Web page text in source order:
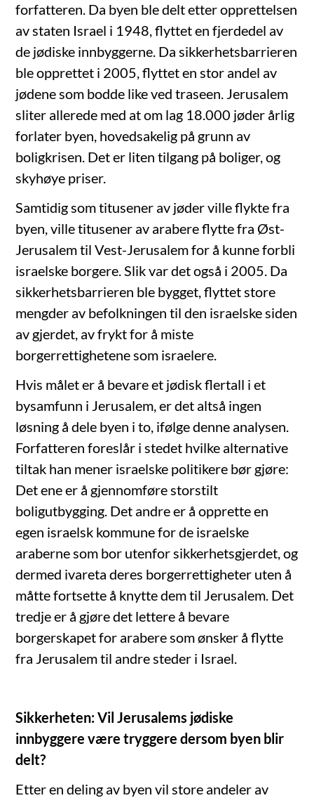
forfatteren. Da byen ble delt etter opprettelsen
av staten Israel i 1948, flyttet en fjerdedel av
de jødiske innbyggerne. Da sikkerhetsbarrieren
ble opprettet i 2005, flyttet en stor andel av
jødene som bodde like ved traseen. Jerusalem
sliter allerede med at om lag 18.000 jøder årlig
forlater byen, hovedsakelig på grunn av
boligkrisen. Det er liten tilgang på boliger, og
skyhøye priser.
Samtidig som titusener av jøder ville flykte fra
byen, ville titusener av arabere flytte fra Øst-
Jerusalem til Vest-Jerusalem for å kunne forbli
israelske borgere. Slik var det også i 2005. Da
sikkerhetsbarrieren ble bygget, flyttet store
mengder av befolkningen til den israelske siden
av gjerdet, av frykt for å miste
borgerrettighetene som israelere.
Hvis målet er å bevare et jødisk flertall i et
bysamfunn i Jerusalem, er det altså ingen
løsning å dele byen i to, ifølge denne analysen.
Forfatteren foreslår i stedet hvilke alternative
tiltak han mener israelske politikere bør gjøre:
Det ene er å gjennomføre storstilt
boligutbygging. Det andre er å opprette en
egen israelsk kommune for de israelske
araberne som bor utenfor sikkerhetsgjerdet, og
dermed ivareta deres borgerrettigheter uten å
måtte fortsette å knytte dem til Jerusalem. Det
tredje er å gjøre det lettere å bevare
borgerskapet for arabere som ønsker å flytte
fra Jerusalem til andre steder i Israel.
Sikkerheten: Vil Jerusalems jødiske
innbyggere være tryggere dersom byen blir
delt?
Etter en deling av byen vil store andeler av